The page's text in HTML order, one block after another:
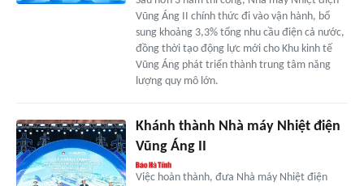
Vũng Áng II chính thức đi vào vận hành, bổ
sung khoảng 3,3% tổng nhu cầu điện cả nước,
đồng thời tạo động lực mới cho Khu kinh tế
Vũng Áng phát triển thành trung tâm năng
lượng quy mô lớn.
Khánh thành Nhà máy Nhiệt điện
Vũng Áng II
Việc hoàn thành, đưa Nhà máy Nhiệt điện